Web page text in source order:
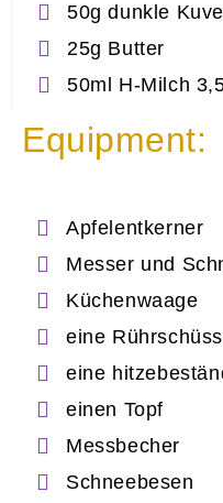
50g dunkle
25g Butter
50ml H-Milch
Equipment:
Apfelentkerner
Messer und
Küchenwaage
eine
eine
einen Topf
Messbecher
Schneebesen